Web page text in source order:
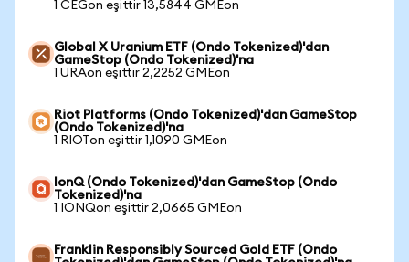
1 CEGon eşittir 13,5844 GMEon
Global X Uranium ETF (Ondo Tokenized)'dan
GameStop (Ondo Tokenized)'na
1 URAon eşittir 2,2252 GMEon
Riot Platforms (Ondo Tokenized)'dan GameStop
(Ondo Tokenized)'na
1 RIOTon eşittir 1,1090 GMEon
IonQ (Ondo Tokenized)'dan GameStop (Ondo
Tokenized)'na
1 IONQon eşittir 2,0665 GMEon
Franklin Responsibly Sourced Gold ETF (Ondo